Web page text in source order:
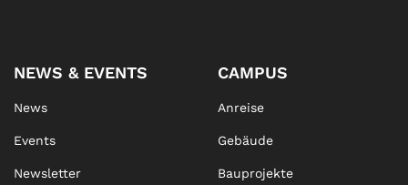
NEWS & EVENTS
News
Events
Newsletter
CAMPUS
Anreise
Gebäude
Bauprojekte